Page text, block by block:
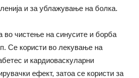
и за ублажување на болка.
во чистење на синусите и борба
Се користи во лекување на
и кардиоваскуларни
ефект, затоа се користи за